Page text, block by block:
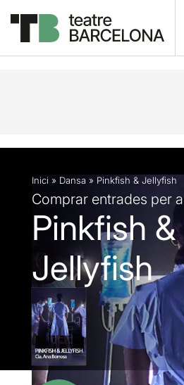
Descripció Fitxa artística
Inici » Dansa » Pinkfish & Jellyfish
Comprar entrades per a
Pinkfish &
Jellyfish